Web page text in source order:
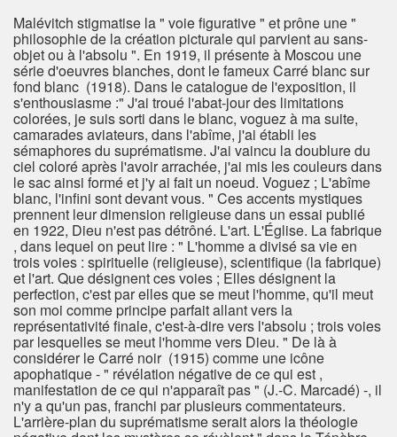
Malévitch stigmatise la " voie figurative " et prône une "
philosophie de la création picturale qui parvient au sans-
objet ou à l'absolu ". En 1919, il présente à Moscou une
série d'oeuvres blanches, dont le fameux Carré blanc sur
fond blanc (1918). Dans le catalogue de l'exposition, il
s'enthousiasme :" J'ai troué l'abat-jour des limitations
colorées, je suis sorti dans le blanc, voguez à ma suite,
camarades aviateurs, dans l'abîme, j'ai établi les
sémaphores du suprématisme. J'ai vaincu la doublure du
ciel coloré après l'avoir arrachée, j'ai mis les couleurs dans
le sac ainsi formé et j'y ai fait un noeud. Voguez ; L'abîme
blanc, l'infini sont devant vous. " Ces accents mystiques
prennent leur dimension religieuse dans un essai publié
en 1922, Dieu n'est pas détrôné. L'art. L'Église. La fabrique
, dans lequel on peut lire : " L'homme a divisé sa vie en
trois voies : spirituelle (religieuse), scientifique (la fabrique)
et l'art. Que désignent ces voies ; Elles désignent la
perfection, c'est par elles que se meut l'homme, qu'il meut
son moi comme principe parfait allant vers la
représentativité finale, c'est-à-dire vers l'absolu ; trois voies
par lesquelles se meut l'homme vers Dieu. " De là à
considérer le Carré noir (1915) comme une icône
apophatique - " révélation négative de ce qui est ,
manifestation de ce qui n'apparaît pas " (J.-C. Marcadé) -, il
n'y a qu'un pas, franchi par plusieurs commentateurs.
L'arrière-plan du suprématisme serait alors la théologie